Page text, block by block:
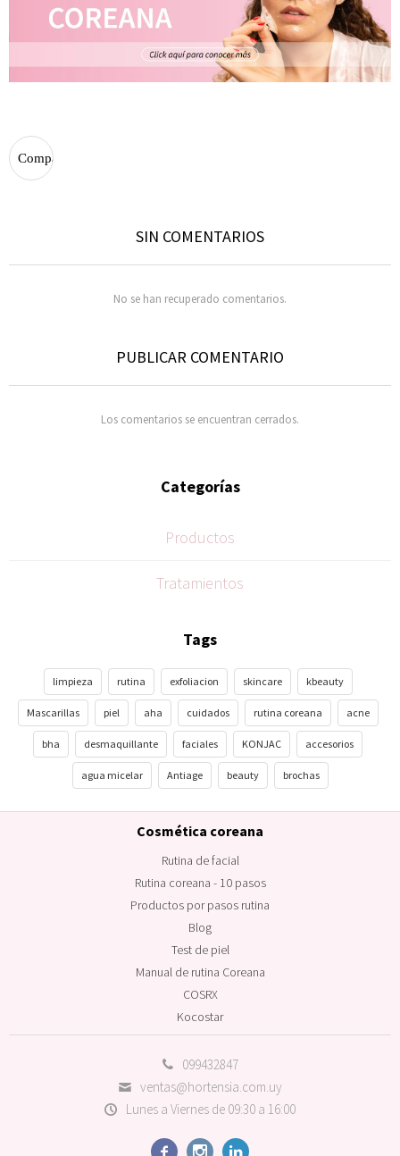
SIN COMENTARIOS
No se han recuperado comentarios.
PUBLICAR COMENTARIO
Los comentarios se encuentran cerrados.
Categorías
Productos
Tratamientos
Tags
limpieza rutina exfoliacion skincare kbeauty
Mascarillas piel aha cuidados rutina coreana acne
bha desmaquillante faciales KONJAC accesorios
agua micelar Antiage beauty brochas
099432847
ventas@hortensia.com.uy
Lunes a Viernes de 09:30 a 16:00
  
Cosmética coreana
Rutina de facial
Rutina coreana - 10 pasos
Productos por pasos rutina
Blog
Test de piel
Manual de rutina Coreana
COSRX
Kocostar